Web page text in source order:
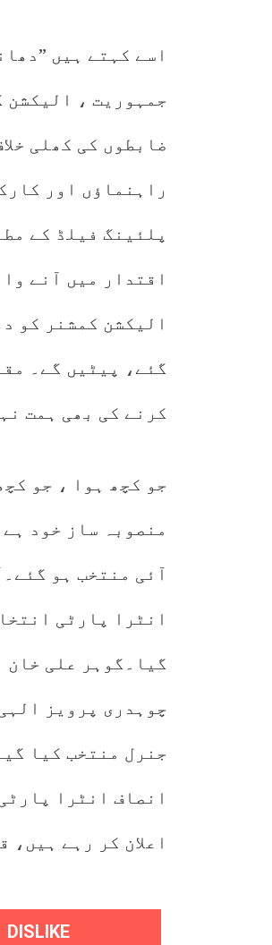
اسے کہتے ہیں
جمہوریت ، الیکشن
ضابطوں کی کھلی
راہنماﺅں اور
پلئینگ فیلڈ کے
اقتدار میں آنے
الیکشن کمشنر کو
گئے، پیٹیں گے۔
کرنے کی بھی ہمت
منصوبہ ساز خود
آئی منتخب ہو
انٹرا پارٹی
گیا۔گوہر علی خان
چوہدری پرویز
جنرل منتخب کیا
انصاف انٹرا
اعلان کر رہے ہیں،
DISLIKE